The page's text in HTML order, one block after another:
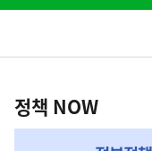
영
책
NOW,
정책 NOW